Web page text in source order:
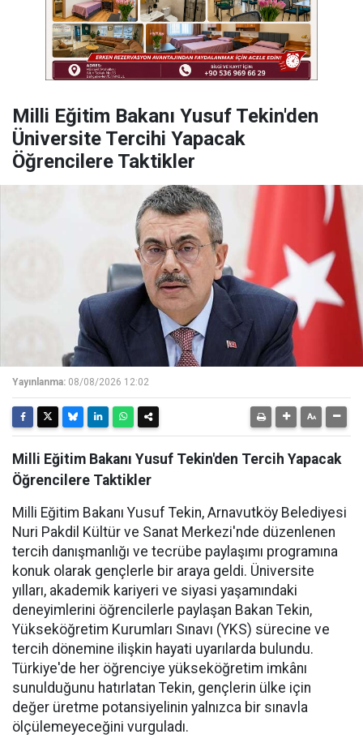
Milli Eğitim Bakanı Yusuf Tekin'den
Üniversite Tercihi Yapacak
Öğrencilere Taktikler
Yayınlanma: 08/08/2026 12:02
Milli Eğitim Bakanı Yusuf Tekin'den Tercih Yapacak
Öğrencilere Taktikler
Milli Eğitim Bakanı Yusuf Tekin, Arnavutköy Belediyesi
Nuri Pakdil Kültür ve Sanat Merkezi'nde düzenlenen
tercih danışmanlığı ve tecrübe paylaşımı programına
konuk olarak gençlerle bir araya geldi. Üniversite
yılları, akademik kariyeri ve siyasi yaşamındaki
deneyimlerini öğrencilerle paylaşan Bakan Tekin,
Yükseköğretim Kurumları Sınavı (YKS) sürecine ve
tercih dönemine ilişkin hayati uyarılarda bulundu.
Türkiye'de her öğrenciye yükseköğretim imkânı
sunulduğunu hatırlatan Tekin, gençlerin ülke için
değer üretme potansiyelinin yalnızca bir sınavla
ölçülemeyeceğini vurguladı.